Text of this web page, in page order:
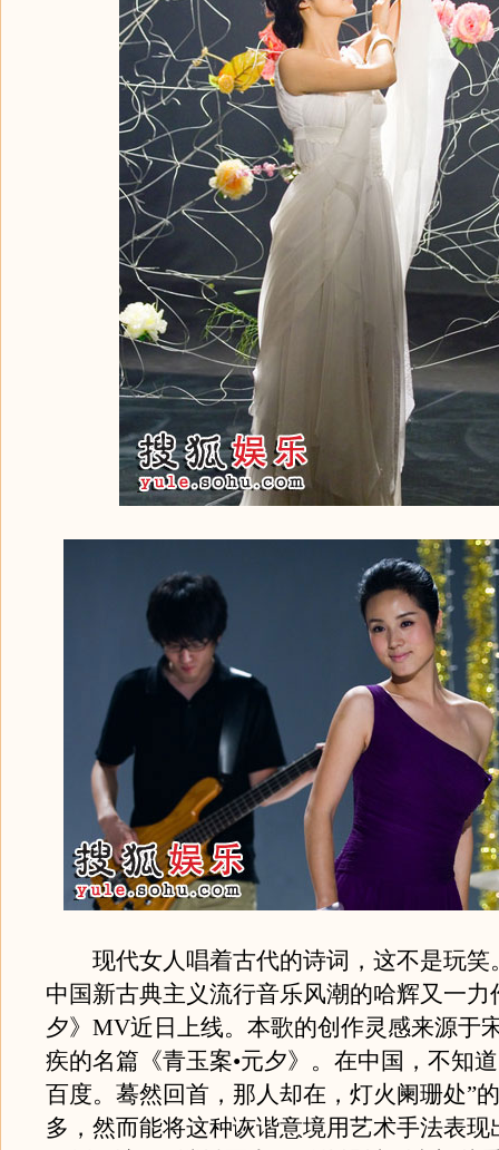
现代女人唱着古代的诗词，这不是玩笑
中国新古典主义流行音乐风潮的哈辉又一力
夕》MV近日上线。本歌的创作灵感来源于
疾的名篇《青玉案•元夕》。在中国，不知
百度。蓦然回首，那人却在，灯火阑珊处”
多，然而能将这种诙谐意境用艺术手法表现